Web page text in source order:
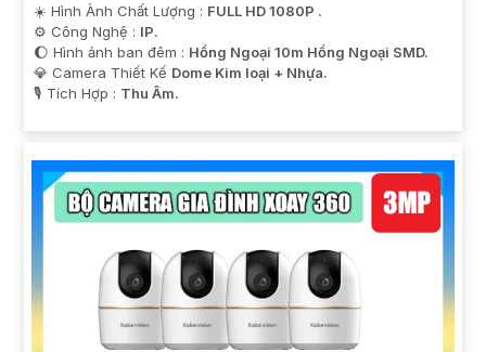
☀️ Hình Ành Chất Lượng : FULL HD 1080P .
⚙ Công Nghệ : IP.
🌔 Hình ảnh ban đêm : Hồng Ngoại 10m Hồng Ngoại SMD.
💎 Camera Thiết Kế Dome Kim loại + Nhựa.
️🎙 Tích Hợp : Thu Âm.